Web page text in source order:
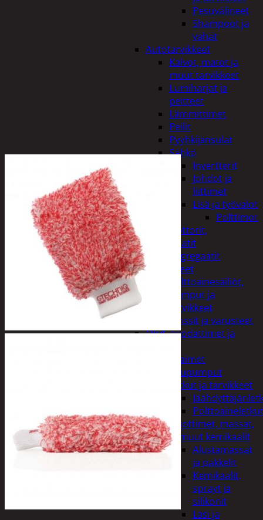
Pesuvälineet
Shampoot ja
vahat
Autotarvikkeet
Kalvot, matot ja
muut tarvikkeet
Lumiharjat ja
peitteet
Lämmittimet
Peilit
Pyyhkijänsulat
Sähkö
Invertterit
Johdot ja
liittimet
Lisä ja työvalot
Polttimot
Irtomoottorit,
aggregaatit
Aggregaatit
Lisälaitteet
Polttoainesäiliöt,
pumput ja
tarvikkeet
Vinssit ja varusteet
Öljyt, suodattimet ja
Avaimet
Imupumput
Letkut ja tarvikkeet
Polttoaineletkut
Liuottimet, massat,
ja muut kemikaalit
Alustamassat
ja pakkelit
Kemikaalit,
sprayt ja
silikonit
Lasi ja